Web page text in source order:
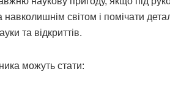
світом і помічати
та відкриттів.
можуть стати: